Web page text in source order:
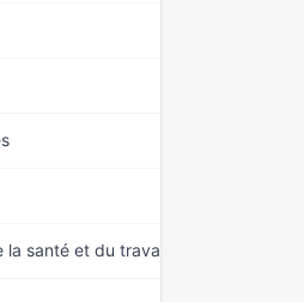
santé et du travail social